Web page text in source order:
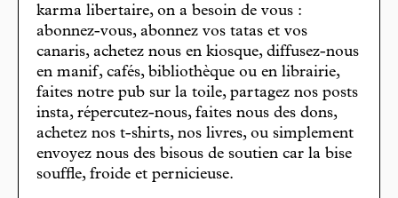
karma libertaire, on a besoin de vous :
abonnez-vous, abonnez vos tatas et vos
canaris, achetez nous en kiosque, diffusez-nous
en manif, cafés, bibliothèque ou en librairie,
faites notre pub sur la toile, partagez nos posts
insta, répercutez-nous, faites nous des dons,
achetez nos t-shirts, nos livres, ou simplement
envoyez nous des bisous de soutien car la bise
souffle, froide et pernicieuse.